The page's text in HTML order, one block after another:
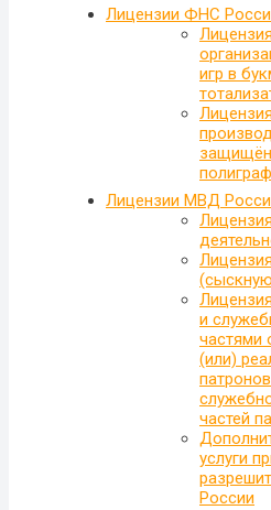
Лицензии ФНС
игр в
Лицензии МВД
и
частями
(или)
частей
услуги
России